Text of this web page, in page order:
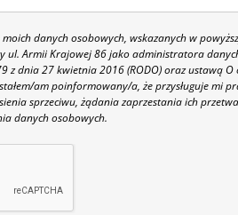
danych osobowych, wskazanych w
ul. Armii Krajowej 86 jako administratora
z dnia 27 kwietnia 2016 (RODO) oraz ustawą
am poinformowany/a, że przysługuje mi
sprzeciwu, żądania zaprzestania ich
danych osobowych.